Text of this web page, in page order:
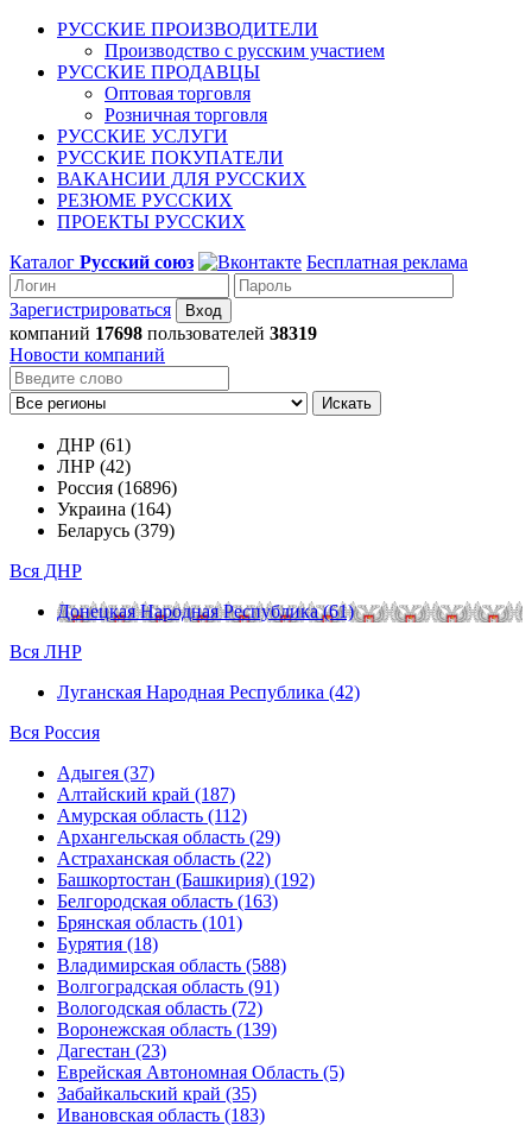
РУССКИЕ ПРОИЗВОДИТЕЛИ
Производство с русским участием
РУССКИЕ ПРОДАВЦЫ
Оптовая торговля
Розничная торговля
РУССКИЕ УСЛУГИ
РУССКИЕ ПОКУПАТЕЛИ
ВАКАНСИИ ДЛЯ РУССКИХ
РЕЗЮМЕ РУССКИХ
ПРОЕКТЫ РУССКИХ
Каталог Русский союз Бесплатная реклама
Зарегистрироваться
компаний 17698 пользователей 38319
Новости компаний
Искать
ДНР (61)
ЛНР (42)
Россия (16896)
Украина (164)
Беларусь (379)
Вся ДНР
Донецкая Народная Республика (61)
Вся ЛНР
Луганская Народная Республика (42)
Вся Россия
Адыгея (37)
Алтайский край (187)
Амурская область (112)
Архангельская область (29)
Астраханская область (22)
Башкортостан (Башкирия) (192)
Белгородская область (163)
Брянская область (101)
Бурятия (18)
Владимирская область (588)
Волгоградская область (91)
Вологодская область (72)
Воронежская область (139)
Дагестан (23)
Еврейская Автономная Область (5)
Забайкальский край (35)
Ивановская область (183)